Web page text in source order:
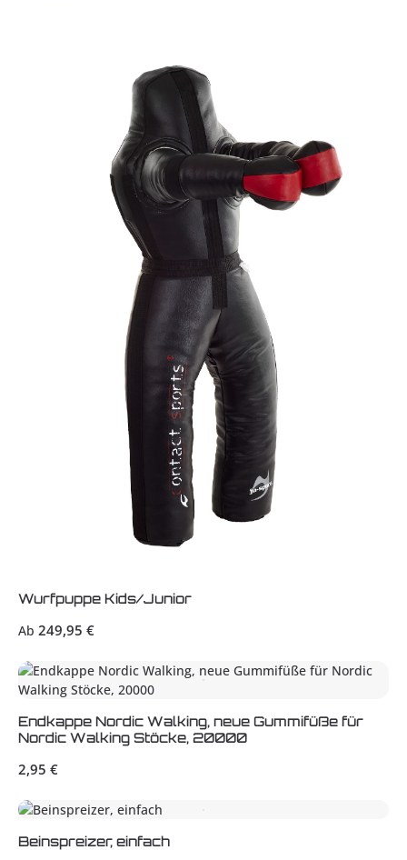
Wurfpuppe Kids/Junior
Regulärer Preis:
Ab 249,95 €
Endkappe Nordic Walking, neue Gummifüße für
Nordic Walking Stöcke, 20000
Regulärer Preis:
2,95 €
Beinspreizer, einfach